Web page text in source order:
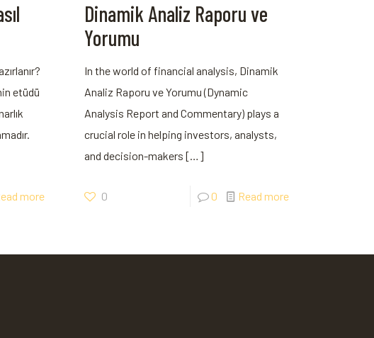
etüdü
more
Dinamik Analiz Raporu ve
Yorumu
In the world of‌ financial analysis, Dinamik
‌Analiz Raporu ve Yorumu (Dynamic
Analysis Report and Commentary) plays‍ a
crucial role in helping investors, analysts,
and decision-makers […]
0 0 Read more